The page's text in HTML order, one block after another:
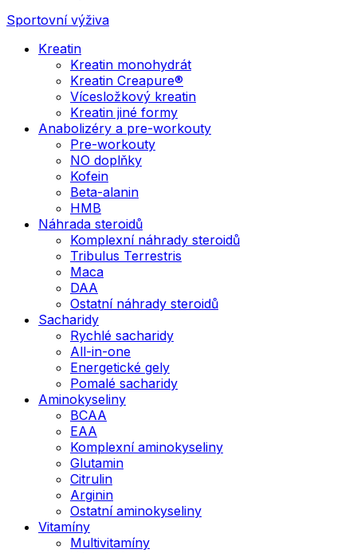
Sportovní výživa
Kreatin
Kreatin monohydrát
Kreatin Creapure®
Vícesložkový kreatin
Kreatin jiné formy
Anabolizéry a pre-workouty
Pre-workouty
NO doplňky
Kofein
Beta-alanin
HMB
Náhrada steroidů
Komplexní náhrady steroidů
Tribulus Terrestris
Maca
DAA
Ostatní náhrady steroidů
Sacharidy
Rychlé sacharidy
All-in-one
Energetické gely
Pomalé sacharidy
Aminokyseliny
BCAA
EAA
Komplexní aminokyseliny
Glutamin
Citrulin
Arginin
Ostatní aminokyseliny
Vitamíny
Multivitamíny